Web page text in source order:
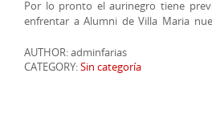
Por lo pronto el aurinegro tiene
enfrentar a Alumni de Villa Maria
AUTHOR: adminfarias
CATEGORY:Sin categoría